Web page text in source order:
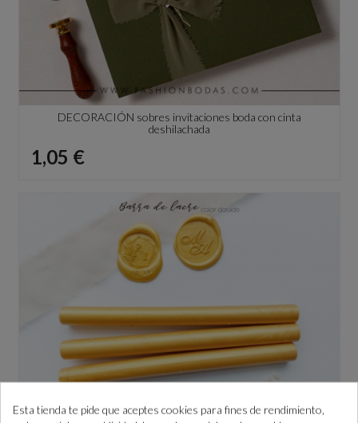
DECORACIÓN sobres invitaciones boda con cinta
deshilachada
Precio
1,05 €
Esta tienda te pide que aceptes cookies para fines de rendimiento,